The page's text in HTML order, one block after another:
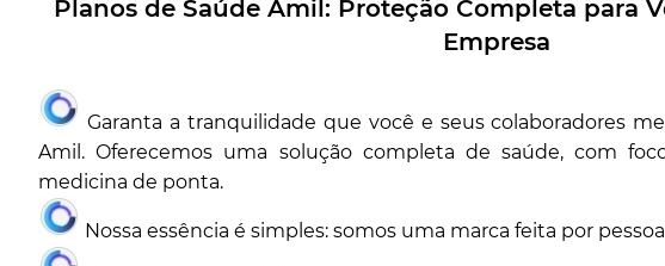
Planos de Saúde Amil: Proteção Completa para
Empresa
Garanta a tranquilidade que você e seus colaboradores
Amil. Oferecemos uma solução completa de saúde, com
medicina de ponta.
Nossa essência é simples: somos uma marca feita por